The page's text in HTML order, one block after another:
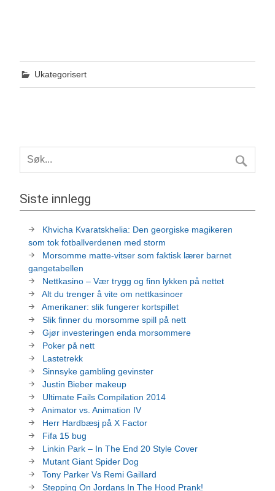
Ukategorisert
Siste innlegg
Khvicha Kvaratskhelia: Den georgiske magikeren
som tok fotballverdenen med storm
Morsomme matte-vitser som faktisk lærer barnet
gangetabellen
Nettkasino – Vær trygg og finn lykken på nettet
Alt du trenger å vite om nettkasinoer
Amerikaner: slik fungerer kortspillet
Slik finner du morsomme spill på nett
Gjør investeringen enda morsommere
Poker på nett
Lastetrekk
Sinnsyke gambling gevinster
Justin Bieber makeup
Ultimate Fails Compilation 2014
Animator vs. Animation IV
Herr Hardbæsj på X Factor
Fifa 15 bug
Linkin Park – In The End 20 Style Cover
Mutant Giant Spider Dog
Tony Parker Vs Remi Gaillard
Stepping On Jordans In The Hood Prank!